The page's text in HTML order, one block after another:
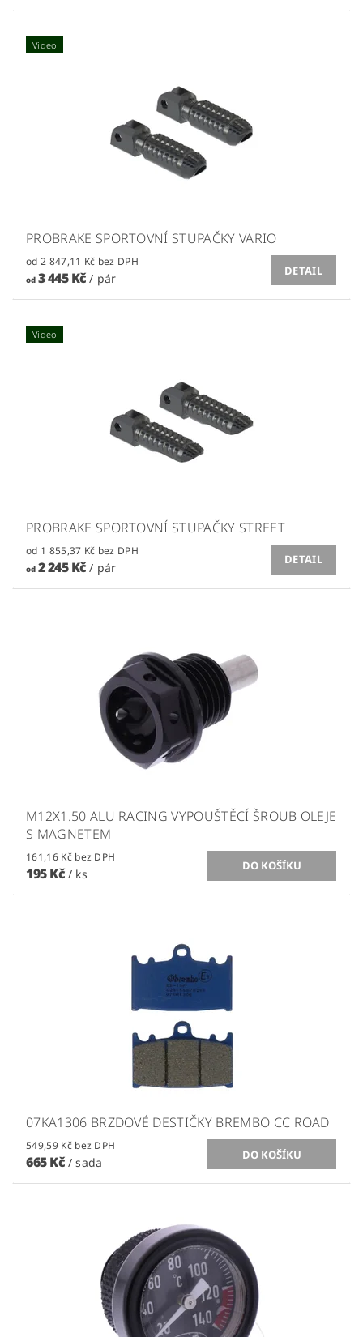
Video
PROBRAKE SPORTOVNÍ STUPAČKY VARIO
od 2 847,11 Kč bez DPH
od3 445 Kč/ pár
DETAIL
Video
PROBRAKE SPORTOVNÍ STUPAČKY STREET
od 1 855,37 Kč bez DPH
od2 245 Kč/ pár
DETAIL
M12X1.50 ALU RACING VYPOUŠTĚCÍ ŠROUB OLEJE
S MAGNETEM
161,16 Kč bez DPH
195 Kč / ks
07KA1306 BRZDOVÉ DESTIČKY BREMBO CC ROAD
549,59 Kč bez DPH
665 Kč / sada